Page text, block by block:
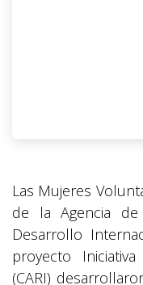
Las Mujeres
de la Agencia
Desarrollo
proyecto
(CARI)